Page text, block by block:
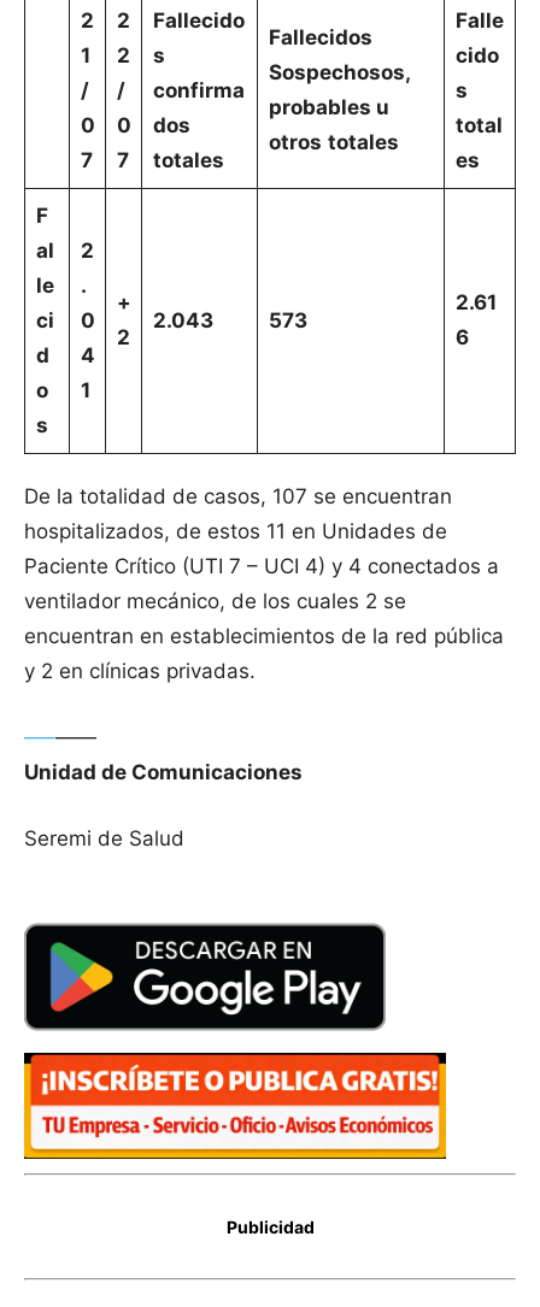
2
1
/
0
7
2
2
/
0
7
Fallecido
s
confirma
dos
totales
Fallecidos
Sospechosos,
probables u
otros totales
Falle
cido
s
total
es
F
al
le
ci
d
o
s
2
.
0
4
1
+
2
2.043 573
2.61
6
De la totalidad de casos, 107 se encuentran
hospitalizados, de estos 11 en Unidades de
Paciente Crítico (UTI 7 – UCI 4) y 4 conectados a
ventilador mecánico, de los cuales 2 se
encuentran en establecimientos de la red pública
y 2 en clínicas privadas.
—–——
Unidad de Comunicaciones
Seremi de Salud
Publicidad